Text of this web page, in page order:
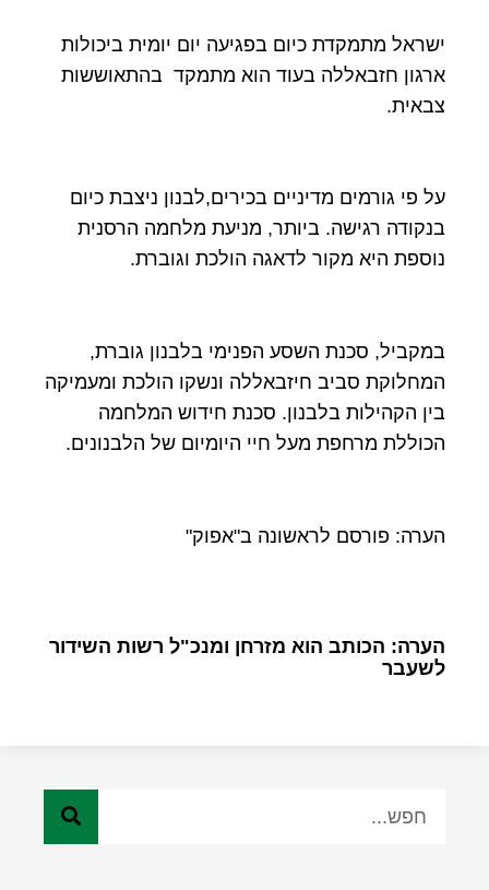
ישראל מתמקדת כיום בפגיעה יום יומית ביכולות
ארגון חזבאללה בעוד הוא מתמקד בהתאוששות
צבאית.
על פי גורמים מדיניים בכירים,לבנון ניצבת כיום
בנקודה רגישה. ביותר, מניעת מלחמה הרסנית
נוספת היא מקור לדאגה הולכת וגוברת.
במקביל, סכנת השסע הפנימי בלבנון גוברת,
המחלוקת סביב חיזבאללה ונשקו הולכת ומעמיקה
בין הקהילות בלבנון. סכנת חידוש המלחמה
הכוללת מרחפת מעל חיי היומיום של הלבנונים.
הערה: פורסם לראשונה ב"אפוק"
הערה: הכותב הוא מזרחן ומנכ"ל רשות השידור
לשעבר